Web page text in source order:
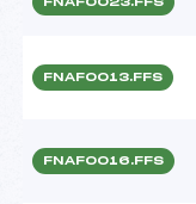
FNAF0013.FFS
FNAF0016.FFS